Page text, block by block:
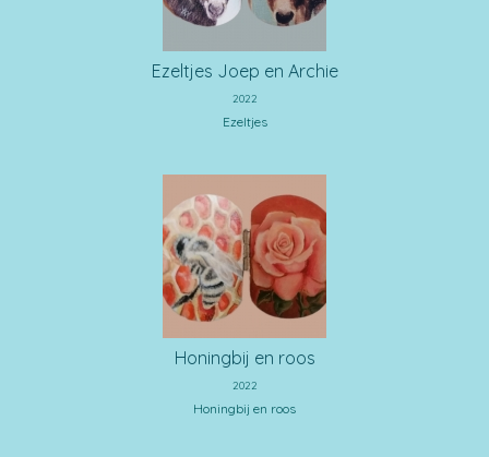
Ezeltjes Joep en Archie
2022
Ezeltjes
Honingbij en roos
2022
Honingbij en roos